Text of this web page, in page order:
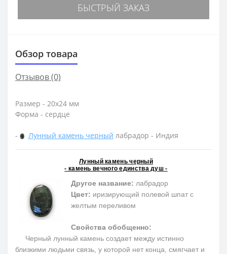
БЫСТРЫЙ ЗАКАЗ
Обзор товара
Отзывов (0)
Размер - 20х24 мм
Форма - сердце
- Лунный камень черный лабрадор - Индия
Лунный камень черный
- камень вечного единства душ -
Другое название: лабрадор
Цвет: иризирующий полевой шпат c
желтым переливом
Свойства обобщенно:
Черный лунный камень создает между истинно
близкими людьми связь, у которой нет конца, смягчает и